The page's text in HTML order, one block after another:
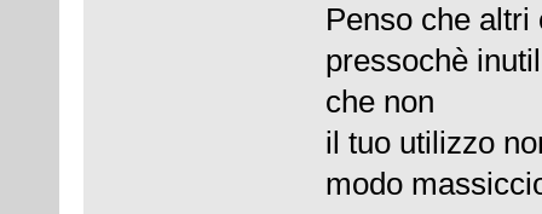
Penso che
pressochè
che non
il tuo utilizzo
modo